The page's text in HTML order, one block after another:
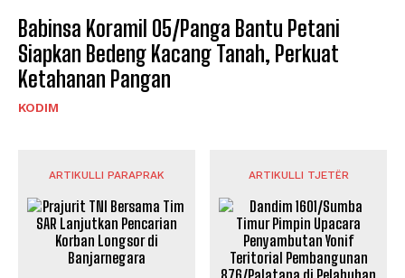
Babinsa Koramil 05/Panga Bantu Petani
Siapkan Bedeng Kacang Tanah, Perkuat
Ketahanan Pangan
KODIM
ARTIKULLI PARAPRAK ARTIKULLI TJETËR